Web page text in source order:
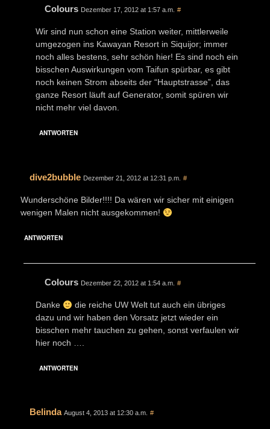
Colours Dezember 17, 2012 at 1:57 a.m. #
Wir sind nun schon eine Station weiter, mittlerweile
umgezogen ins Kawayan Resort in Siquijor; immer
noch alles bestens, sehr schön hier! Es sind noch ein
bisschen Auswirkungen vom Taifun spürbar, es gibt
noch keinen Strom abseits der “Hauptstrasse”, das
ganze Resort läuft auf Generator, somit spüren wir
nicht mehr viel davon.
ANTWORTEN
dive2bubble Dezember 21, 2012 at 12:31 p.m. #
Wunderschöne Bilder!!!! Da wären wir sicher mit einigen
wenigen Malen nicht ausgekommen!
ANTWORTEN
Colours Dezember 22, 2012 at 1:54 a.m. #
Danke
die reiche UW Welt tut auch ein übriges
dazu und wir haben den Vorsatz jetzt wieder ein
bisschen mehr tauchen zu gehen, sonst verfaulen wir
hier noch ….
ANTWORTEN
Belinda August 4, 2013 at 12:30 a.m. #